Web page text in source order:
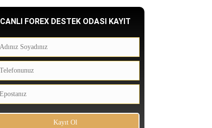
CANLI FOREX DESTEK ODASI KAYIT